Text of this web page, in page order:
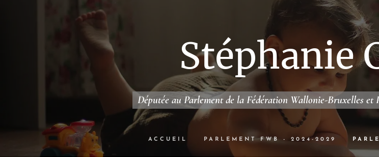
Stéphanie
Députée au Parlement de la Fédération Wallonie-Bruxelles et
ACCUEIL PARLEMENT FWB - 2024-2029